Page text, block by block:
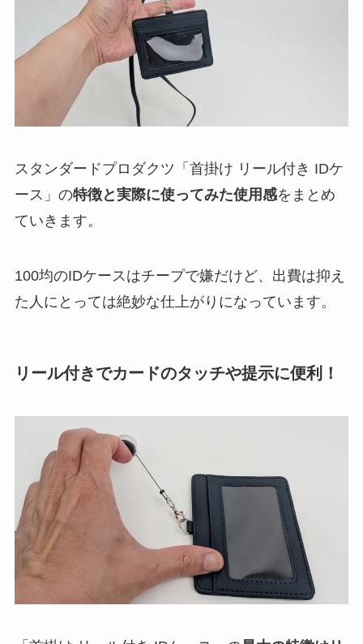
スタンダードプロダクツ「首掛け リール付き IDケ
ース」の特徴と実際に使ってみた使用感をまとめ
ていきます。
100均のIDケースはチープで嫌だけど、出費は抑え
た人にとっては絶妙な仕上がりになっています。
リール付きでカードのタッチや提示に便利！